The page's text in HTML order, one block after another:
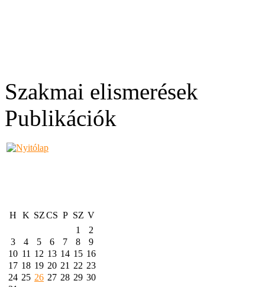
Szakmai elismerések
Publikációk
H K SZCS P SZ V
1
2
3
4 5 6 7 8
9
10 11 12 13 14 15 16
17 18 19 20 21 22 23
24 25 26 27 28 29 30